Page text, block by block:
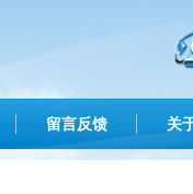
留言反馈 关